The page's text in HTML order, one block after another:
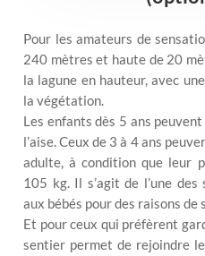
Pour les amateurs de
240 mètres et haute de 20
la lagune en hauteur, avec
la végétation.
Les enfants dès 5 ans
l’aise. Ceux de 3 à 4 ans
adulte, à condition que leur
105 kg. Il s’agit de l’une
aux bébés pour des raisons de
Et pour ceux qui préfèrent
sentier permet de rejoindre